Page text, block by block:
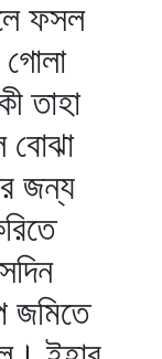
ফসল
তাহা
বোঝা
জন্য
জমিতে